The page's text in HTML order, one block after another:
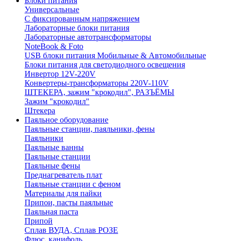
Универсальные
C фиксированным напряжением
Лабораторные блоки питания
Лабораторные автотрансформаторы
NoteBook & Foto
USB блоки питания Мобильные & Автомобильные
Блоки питания для светодиодного освещения
Инвертор 12V-220V
Конвертеры-трансформаторы 220V-110V
ШТЕКЕРА, зажим "крокодил", РАЗЪЁМЫ
Зажим "крокодил"
Штекера
Паяльное оборудование
Паяльные станции, паяльники, фены
Паяльники
Паяльные ванны
Паяльные станции
Паяльные фены
Преднагреватель плат
Паяльные станции с феном
Материалы для пайки
Припои, пасты паяльные
Паяльная паста
Припой
Сплав ВУДА, Сплав РОЗЕ
Флюс, канифоль